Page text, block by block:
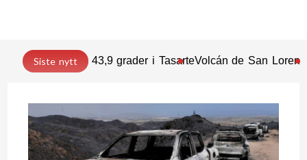
Siste nytt 43,9 grader i TasarteVolcán de San